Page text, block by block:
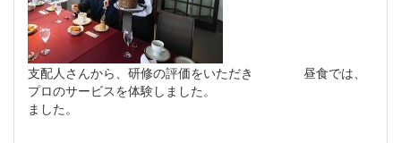
支配人さんから、研修の評価をいただき 昼食では、
プロのサービスを体験しました。
ました。